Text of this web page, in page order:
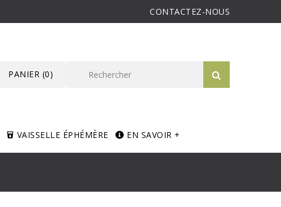
CONTACTEZ-NOUS
PANIER (0)
VAISSELLE ÉPHÉMÈRE EN SAVOIR +